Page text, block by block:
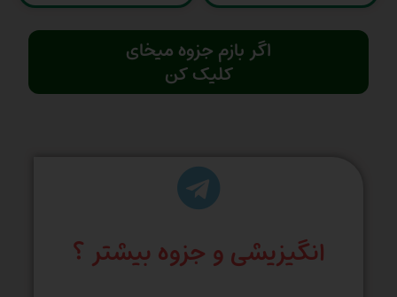
اگر بازم جزوه میخای
کلیک کن
انگیزیشی و جزوه بیشتر ؟